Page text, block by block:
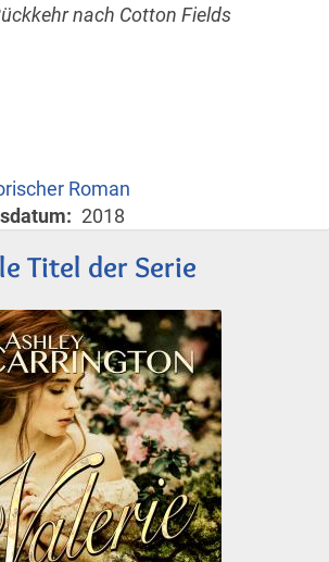
nach Cotton Fields
Roman
2018
Titel der Serie